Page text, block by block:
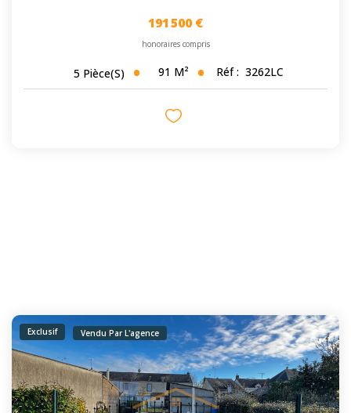
191 500 €
honoraires compris
5 Pièce(s) 91 M² Réf : 3262LC
Exclusif Vendu Par L'agence